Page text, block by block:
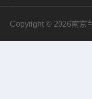
Copyright © 2026南京